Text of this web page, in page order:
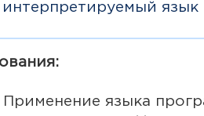
интерпретируемый
Применение языка